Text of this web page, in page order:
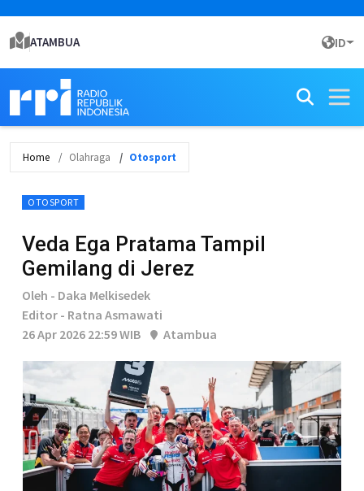
ATAMBUA ID
Home Olahraga Otosport
OTOSPORT
Veda Ega Pratama Tampil
Gemilang di Jerez
Oleh - Daka Melkisedek
Editor - Ratna Asmawati
26 Apr 2026 22:59 WIB
Atambua